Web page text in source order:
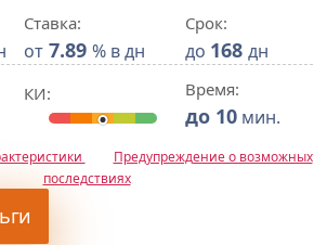
Ставка:
от 7.89 % в дн
Срок:
до 168 дн
КИ: Время:
до 10 мин.
Предупреждение о возможных
последствиях